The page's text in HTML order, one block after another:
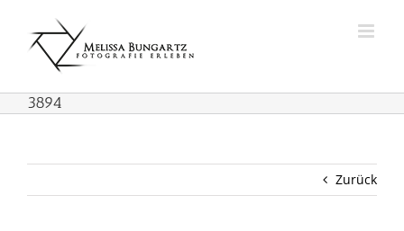
springen
3894
Zurück